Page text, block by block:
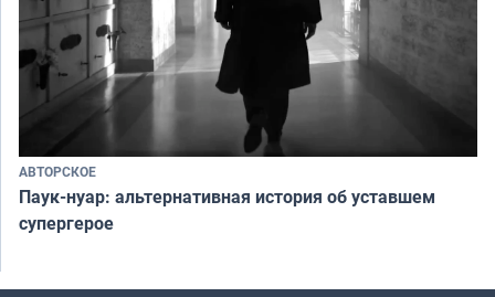
АВТОРСКОЕ
Паук-нуар: альтернативная история об уставшем
супергерое